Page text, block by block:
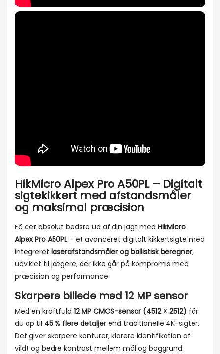
HikMicro Alpex Pro A50PL – Digitalt
sigtekikkert med afstandsmåler
og maksimal præcision
Få det absolut bedste ud af din jagt med HikMicro
Alpex Pro A50PL – et avanceret digitalt kikkertsigte med
integreret laserafstandsmåler og ballistisk beregner,
udviklet til jægere, der ikke går på kompromis med
præcision og performance.
Skarpere billede med 12 MP sensor
Med en kraftfuld 12 MP CMOS-sensor (4512 × 2512) får
du op til 45 % flere detaljer end traditionelle 4K-sigter.
Det giver skarpere konturer, klarere identifikation af
vildt og bedre kontrast mellem mål og baggrund.